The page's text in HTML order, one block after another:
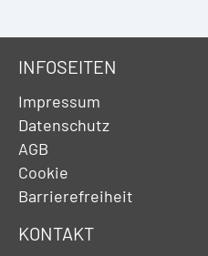
INFOSEITEN
Impressum
Datenschutz
AGB
Cookie
Barrierefreiheit
KONTAKT